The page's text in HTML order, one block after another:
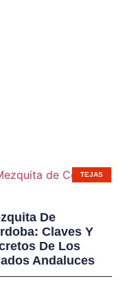
de
TEJAS
De
Claves Y
De Los
Andaluces